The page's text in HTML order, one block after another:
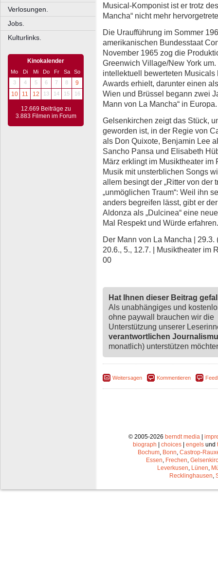
Verlosungen.
Jobs.
Kulturlinks.
Kinokalender
Mo Di Mi Do Fr Sa
So
3
4 5 6 7 8
9
10
11 12 13 14 15 16
12.669 Beiträge zu
3.883 Filmen im Forum
Musical-Komponist ist er trotz
Mancha“ nicht mehr
Die Uraufführung im Sommer
amerikanischen Bundesstaat
November 1965 zog die
Greenwich Village/New York
intellektuell bewerteten Musicals
Awards erhielt, darunter einen
Wien und Brüssel begann zwei
Mann von La Mancha“ in Europa.
Gelsenkirchen zeigt das Stück,
geworden ist, in der Regie von
als Don Quixote, Benjamin Lee
Sancho Pansa und Elisabeth
März erklingt im Musiktheater
Musik mit unsterblichen Songs
allem besingt der „Ritter von der
„unmöglichen Traum“: Weil ihn
anders begreifen lässt, gibt er
Aldonza als „Dulcinea“ eine
Mal Respekt und Würde erfahren.
Der Mann von La Mancha | 29.3.
20.6., 5., 12.7. | Musiktheater im
00
Hat Ihnen dieser Beitrag
Als unabhängiges und
ohne paywall brauchen wir die
Unterstützung unserer
verantwortlichen
monatlich) unterstützen
Weitersagen Kommentieren
© 2005-2026 berndt media |
biograph | choices | engels und
Bochum Bonn Castrop-
Essen Frechen
Leverkusen Lünen
Recklinghausen